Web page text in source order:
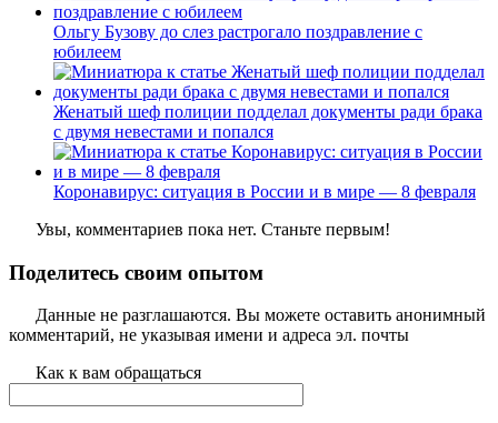
Ольгу Бузову до слез растрогало поздравление с
юбилеем
Женатый шеф полиции подделал документы ради брака
с двумя невестами и попался
Коронавирус: ситуация в России и в мире — 8 февраля
Увы, комментариев пока нет. Станьте первым!
Поделитесь своим опытом
Данные не разглашаются. Вы можете оставить анонимный
комментарий, не указывая имени и адреса эл. почты
Как к вам обращаться